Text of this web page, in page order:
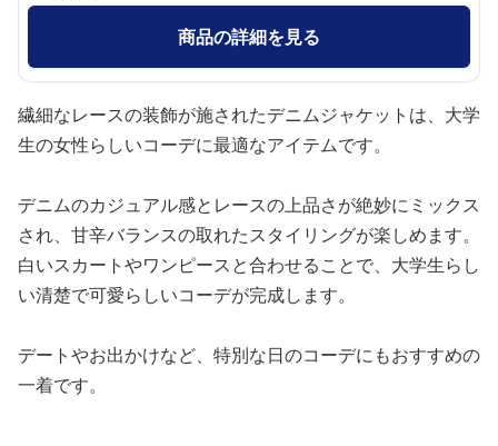
商品の詳細を見る
繊細なレースの装飾が施されたデニムジャケットは、大学
生の女性らしいコーデに最適なアイテムです。
デニムのカジュアル感とレースの上品さが絶妙にミックス
され、甘辛バランスの取れたスタイリングが楽しめます。
白いスカートやワンピースと合わせることで、大学生らし
い清楚で可愛らしいコーデが完成します。
デートやお出かけなど、特別な日のコーデにもおすすめの
一着です。